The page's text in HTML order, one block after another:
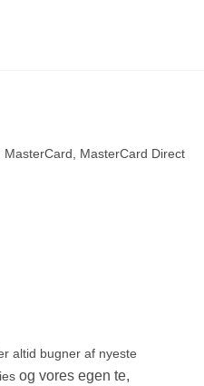
MasterCard Direct
altid bugner af nyeste
og vores egen te,